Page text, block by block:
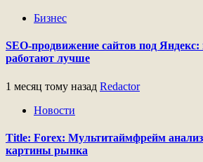
Бизнес
SEO-продвижение сайтов под
работают лучше
1 месяц тому назад Redactor
Новости
Title: Forex: Мультитаймфрейм
картины рынка